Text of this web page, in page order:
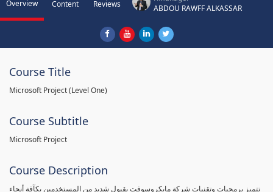
Overview Content Reviews
ABDOU RAWFF ALKASSAR
Course Title
Microsoft Project (Level One)
Course Subtitle
Microsoft Project
Course Description
تتميز برمجيات وتقنيات شركة مايكروسوفت بقبول شديد من المستخدمين بكآفة أنحاء